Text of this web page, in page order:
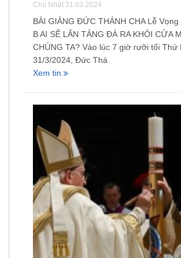
Chủ Nhật 31.03.2024
BÀI GIẢNG ĐỨC THÁNH CHA Lễ
B AI SẼ LĂN TẢNG ĐÁ RA KHỎI CỬA
CHÚNG TA? Vào lúc 7 giờ rưỡi tối Thứ
31/3/2024, Đức Thá
Xem tin